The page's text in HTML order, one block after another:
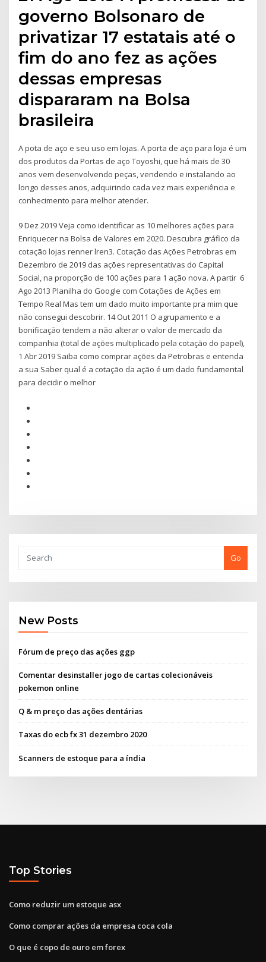
governo Bolsonaro de
privatizar 17 estatais até o
fim do ano fez as ações
dessas empresas
dispararam na Bolsa
brasileira
A pota de aço e seu uso em lojas. A porta de aço para loja é um
dos produtos da Portas de aço Toyoshi, que há mais de 30
anos vem desenvolvendo peças, vendendo e instalando ao
longo desses anos, adquirindo cada vez mais experiência e
conhecimento para melhor atender.
9 Dez 2019 Veja como identificar as 10 melhores ações para
Enriquecer na Bolsa de Valores em 2020. Descubra gráfico da
cotação lojas renner lren3. Cotação das Ações Petrobras em
Dezembro de 2019 das ações representativas do Capital
Social, na proporção de 100 ações para 1 ação nova. A partir 6
Ago 2013 Planilha do Google com Cotações de Ações em
Tempo Real Mas tem um dado muito importante pra mim que
não consegui descobrir. 14 Out 2011 O agrupamento e a
bonificação tendem a não alterar o valor de mercado da
companhia (total de ações multiplicado pela cotação do papel),
1 Abr 2019 Saiba como comprar ações da Petrobras e entenda
a sua Saber qual é a cotação da ação é um dado fundamental
para decidir o melhor
Go
New Posts
Fórum de preço das ações ggp
Comentar desinstaller jogo de cartas colecionáveis ​​
pokemon online
Q & m preço das ações dentárias
Taxas do ecb fx 31 dezembro 2020
Scanners de estoque para a índia
Top Stories
Como reduzir um estoque asx
Como comprar ações da empresa coca cola
O que é copo de ouro em forex